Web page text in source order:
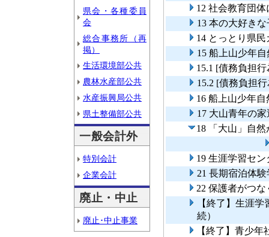
県会・各種委員
会
総合事務所（再
掲）
生活環境部公共
農林水産部公共
水産振興局公共
県土整備部公共
一般会計外
特別会計
企業会計
廃止・中止
廃止･中止事業
12 社会教育団
13 本の大好き
14 とっとり県
15 船上山少年
15.1 [債務負担
15.2 [債務負担
16 船上山少年
17 大山青年の
18 「大山」自
19 生涯学習セ
21 長期宿泊体
22 保護者がつ
【終了】生涯
続）
【終了】青少